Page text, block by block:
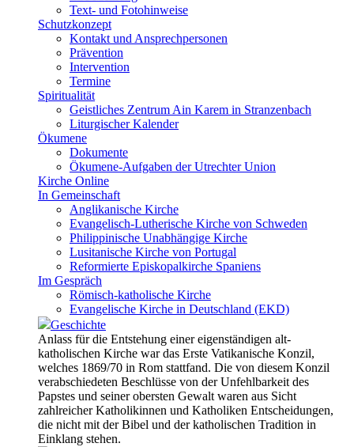
Text- und Fotohinweise
Schutzkonzept
Kontakt und Ansprechpersonen
Prävention
Intervention
Termine
Spiritualität
Geistliches Zentrum Ain Karem in Stranzenbach
Liturgischer Kalender
Ökumene
Dokumente
Ökumene-Aufgaben der Utrechter Union
Kirche Online
In Gemeinschaft
Anglikanische Kirche
Evangelisch-Lutherische Kirche von Schweden
Philippinische Unabhängige Kirche
Lusitanische Kirche von Portugal
Reformierte Episkopalkirche Spaniens
Im Gespräch
Römisch-katholische Kirche
Evangelische Kirche in Deutschland (EKD)
Geschichte
Anlass für die Entstehung einer eigenständigen alt-
katholischen Kirche war das Erste Vatikanische Konzil,
welches 1869/70 in Rom stattfand. Die von diesem Konzil
verabschiedeten Beschlüsse von der Unfehlbarkeit des
Papstes und seiner obersten Gewalt waren aus Sicht
zahlreicher Katholikinnen und Katholiken Entscheidungen,
die nicht mit der Bibel und der katholischen Tradition in
Einklang stehen.